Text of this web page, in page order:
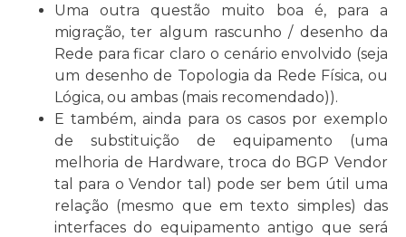
Uma outra questão muito boa é, para a
migração, ter algum rascunho / desenho da
Rede para ficar claro o cenário envolvido (seja
um desenho de Topologia da Rede Física, ou
Lógica, ou ambas (mais recomendado)).
E também, ainda para os casos por exemplo
de substituição de equipamento (uma
melhoria de Hardware, troca do BGP Vendor
tal para o Vendor tal) pode ser bem útil uma
relação (mesmo que em texto simples) das
interfaces do equipamento antigo que será